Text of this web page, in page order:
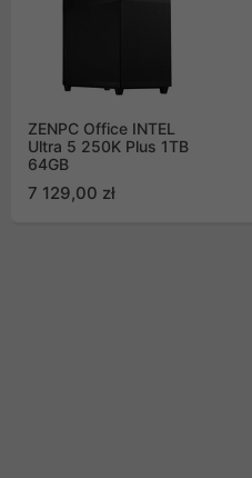
ZENPC Office INTEL
Ultra 5 250K Plus 1TB
64GB
7 129,00 zł